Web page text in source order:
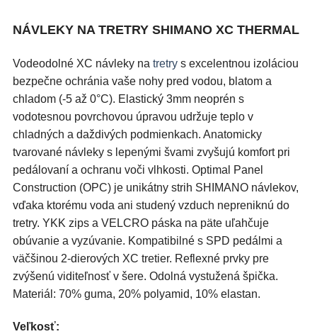
NÁVLEKY NA TRETRY SHIMANO XC THERMAL
Vodeodolné XC návleky na tretrys excelentnou izoláciou
bezpečne ochránia vaše nohy pred vodou, blatom a
chladom (-5 až 0°C). Elastický 3mm neoprén s
vodotesnou povrchovou úpravou udržuje teplo v
chladných a daždivých podmienkach. Anatomicky
tvarované návleky s lepenými švami zvyšujú komfort pri
pedálovaní a ochranu voči vlhkosti. Optimal Panel
Construction (OPC) je unikátny strih SHIMANO návlekov,
vďaka ktorému voda ani studený vzduch nepreniknú do
tretry. YKK zips a VELCRO páska na päte uľahčuje
obúvanie a vyzúvanie. Kompatibilné s SPD pedálmi a
väčšinou 2-dierových XC tretier. Reflexné prvky pre
zvýšenú viditeľnosť v šere. Odolná vystužená špička.
Materiál: 70% guma, 20% polyamid, 10% elastan.
Veľkosť: